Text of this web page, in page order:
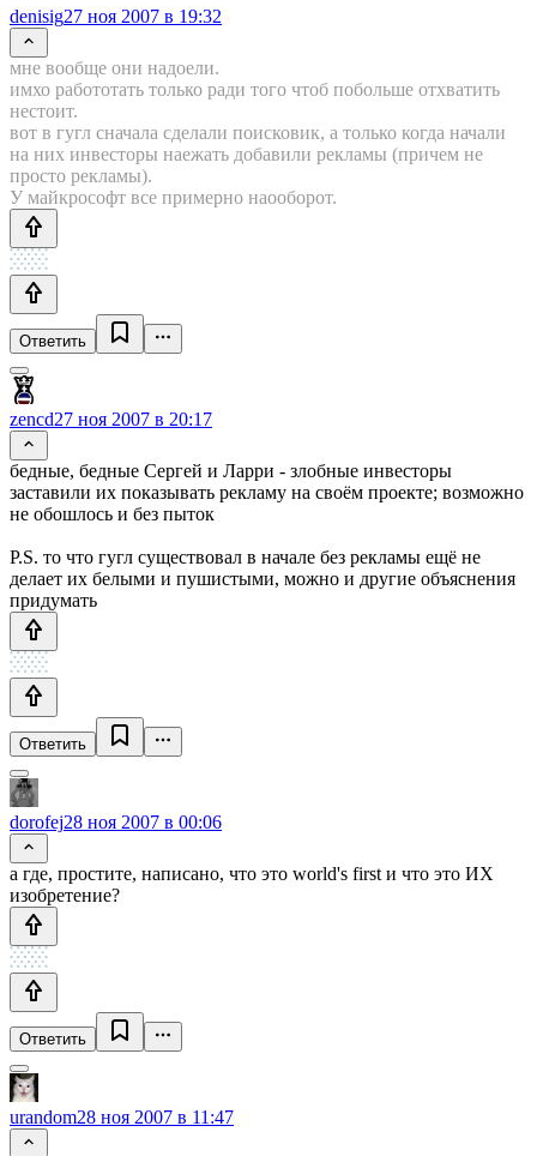
denisig27 ноя 2007 в 19:32
мне вообще они надоели.
имхо работотать только ради того чтоб побольше отхватить
нестоит.
вот в гугл сначала сделали поисковик, а только когда начали
на них инвесторы наежать добавили рекламы (причем не
просто рекламы).
У майкрософт все примерно наооборот.
Ответить
zencd27 ноя 2007 в 20:17
бедные, бедные Сергей и Ларри - злобные инвесторы
заставили их показывать рекламу на своём проекте; возможно
не обошлось и без пыток
P.S. то что гугл существовал в начале без рекламы ещё не
делает их белыми и пушистыми, можно и другие объяснения
придумать
Ответить
dorofej28 ноя 2007 в 00:06
а где, простите, написано, что это world's first и что это ИХ
изобретение?
Ответить
urandom28 ноя 2007 в 11:47